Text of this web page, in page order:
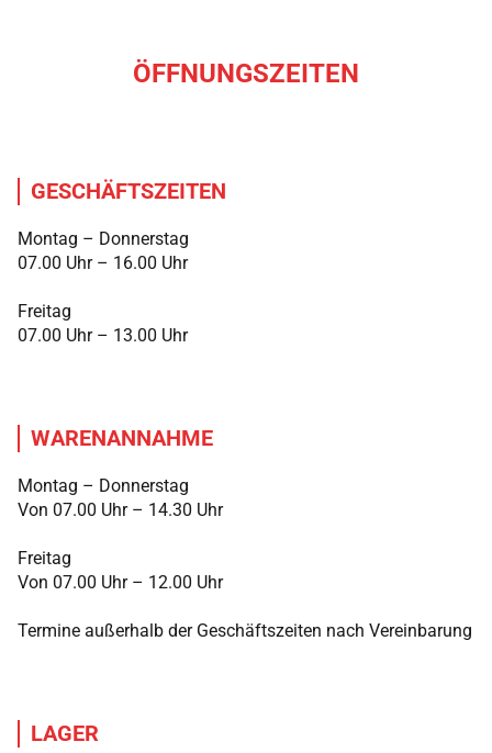
ÖFFNUNGSZEITEN
GESCHÄFTSZEITEN
Montag – Donnerstag
07.00 Uhr – 16.00 Uhr
Freitag
07.00 Uhr – 13.00 Uhr
WARENANNAHME
Montag – Donnerstag
Von 07.00 Uhr – 14.30 Uhr
Freitag
Von 07.00 Uhr – 12.00 Uhr
Termine außerhalb der Geschäftszeiten nach Vereinbarung
LAGER